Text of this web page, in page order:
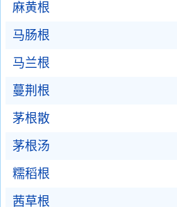
麻黄根
马肠根
马兰根
蔓荆根
茅根散
茅根汤
糯稻根
茜草根